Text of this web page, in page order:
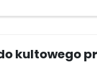
kultowego